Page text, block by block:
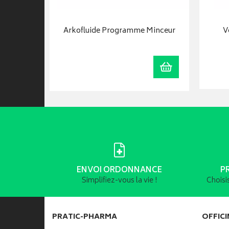
Arkofluide Programme Minceur
Ajouter au
ENVOI ORDONNANCE
Simplifiez-vous la vie !
PRATIC-PHARMA